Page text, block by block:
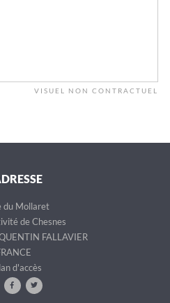
VISUEL NON CONTRACTUEL
du Mollaret
de Chesnes
FALLAVIER
d'accès